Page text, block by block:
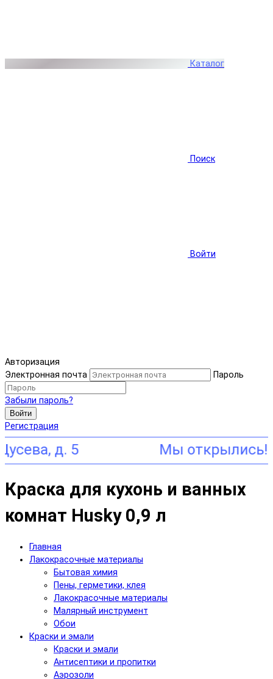
Каталог
Поиск
Войти
Авторизация
Электронная почта
Пароль
Забыли пароль?
Войти
Регистрация
д. 5
Краска для кухонь и ванных
комнат Husky 0,9 л
Главная
Лакокрасочные материалы
Бытовая химия
Пены, герметики, клея
Лакокрасочные материалы
Малярный инструмент
Обои
Краски и эмали
Краски и эмали
Антисептики и пропитки
Аэрозоли